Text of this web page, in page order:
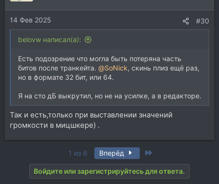
14 Фев 2025 #30
belovw написал(а):
Есть подозрение что могла быть потеряна часть
битов после транкейта. @SoNick, скинь плиз ещё раз,
но в формате 32 бит, или 64.
Я на сто дБ выкрутил, но не на усилке, а в редакторе.
Так и есть,только при выставлении значений
громкости в мицшкере) .
1 из 6 Вперёд
Войдите или зарегистрируйтесь для ответа.